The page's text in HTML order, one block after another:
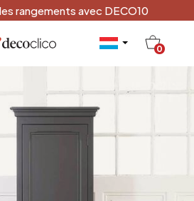
rangements avec DECO10
0